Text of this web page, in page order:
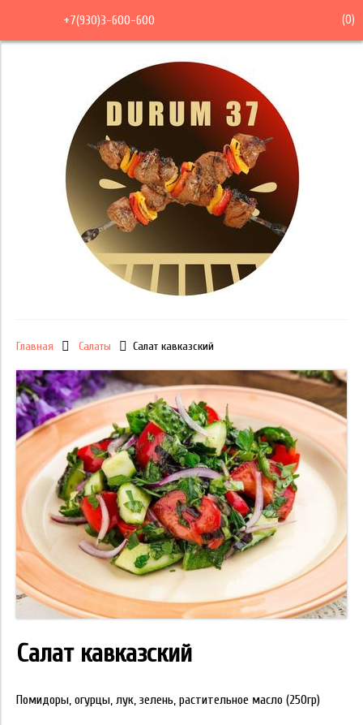
+7(930)3-600-600 (0)
Главная Салаты Салат кавказский
Салат кавказский
Помидоры, огурцы, лук, зелень, растительное масло (250гр)